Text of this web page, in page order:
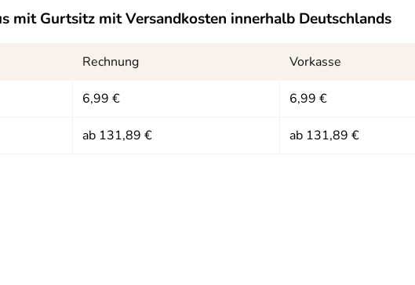
schnelle Lieferung.
mit Gurtsitz mit Versandkosten innerhalb Deutschlands
Rechnung Vorkasse
6,99 € 6,99 €
ab 131,89 € ab 131,89 €